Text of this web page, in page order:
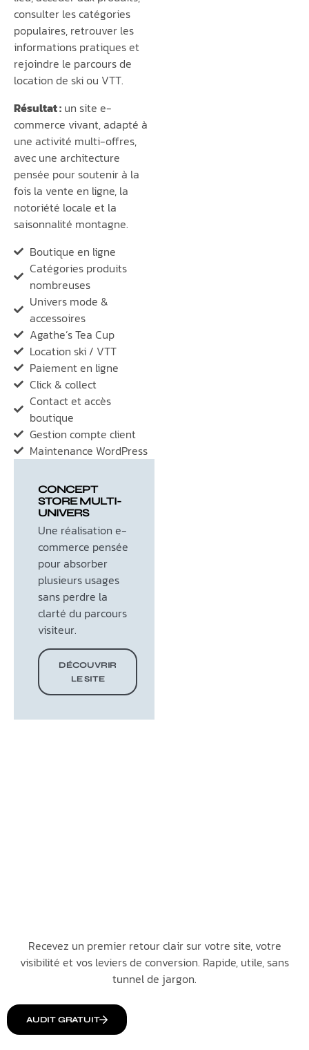
consulter les catégories
populaires, retrouver les
informations pratiques et
rejoindre le parcours de
location de ski ou VTT.
Résultat : un site e-
commerce vivant, adapté à
une activité multi-offres,
avec une architecture
pensée pour soutenir à la
fois la vente en ligne, la
notoriété locale et la
saisonnalité montagne.
Boutique en ligne
Catégories produits
nombreuses
Univers mode &
accessoires
Agathe’s Tea Cup
Location ski / VTT
Paiement en ligne
Click & collect
Contact et accès
boutique
Gestion compte client
Maintenance WordPress
CONCEPT
STORE MULTI-
UNIVERS
Une réalisation e-
commerce pensée
pour absorber
plusieurs usages
sans perdre la
clarté du parcours
visiteur.
DÉCOUVRIR
LE SITE
Recevez un premier retour clair sur votre site, votre
visibilité et vos leviers de conversion. Rapide, utile, sans
tunnel de jargon.
AUDIT GRATUIT